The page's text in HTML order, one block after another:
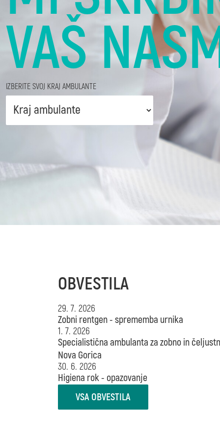
VAŠ
IZBERITE SVOJ KRAJ AMBULANTE
OBVESTILA
29. 7. 2026
Zobni rentgen - sprememba urnika
1. 7. 2026
Specialistična ambulanta za zobno in
Nova Gorica
30. 6. 2026
Higiena rok - opazovanje
VSA OBVESTILA